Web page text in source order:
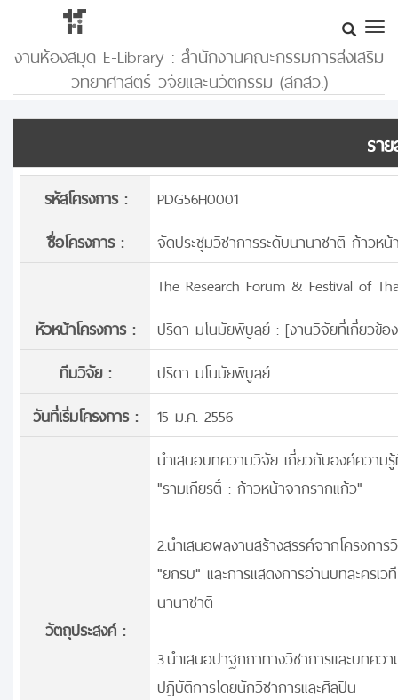
งานห้องสมุด E-Library : สำนักงานคณะกรรมการส่งเสริม
วิทยาศาสตร์ วิจัยและนวัตกรรม (สกสว.)
รา
รหัสโครงการ :
PDG56H0001
ชื่อโครงการ :
จัดประชุมวิชาการระดับนานาชาติ ก้าวหน้
The Research Forum & Festival of
หัวหน้าโครงการ :
ปริดา มโนมัยพิบูลย์ : [งานวิจัยที่เกี่ยวข้
ทีมวิจัย :
ปริดา มโนมัยพิบูลย์
วันที่เริ่มโครงการ :
15 ม.ค. 2556
วัตถุประสงค์ :
นำเสนอบทความวิจัย เกี่ยวกับองค์ความ
"รามเกียรติ์ : ก้าวหน้าจากรากแก้ว"
2.นำเสนอผลงานสร้างสรรค์จากโครงก
"ยกรบ" และการแสดงการอ่านบทละครเ
นานาชาติ
3.นำเสนอปาฐกถาทางวิชาการและบทค
ปฏิบัติการโดยนักวิชาการและศิลปิน